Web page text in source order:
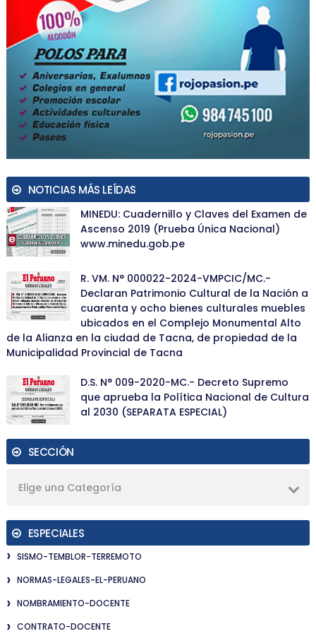
NOTICIAS MÁS LEÍDAS
MINEDU: Cuadernillo y Claves del Examen de
Ascenso 2019 (Prueba Única Nacional)
www.minedu.gob.pe
R. VM. N° 000022-2024-VMPCIC/MC.-
Declaran Patrimonio Cultural de la Nación a
cuarenta y ocho bienes culturales muebles
ubicados en el Complejo Monumental Alto
de la Alianza en la ciudad de Tacna, de propiedad de la
Municipalidad Provincial de Tacna
D.S. N° 009-2020-MC.- Decreto Supremo
que aprueba la Política Nacional de Cultura
al 2030 (SEPARATA ESPECIAL)
SECCIÓN
Elige una Categoría
ESPECIALES
SISMO-TEMBLOR-TERREMOTO
NORMAS-LEGALES-EL-PERUANO
NOMBRAMIENTO-DOCENTE
CONTRATO-DOCENTE